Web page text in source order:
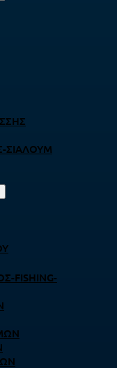
ΣΊΑΛΟΥΜ
FISHING-